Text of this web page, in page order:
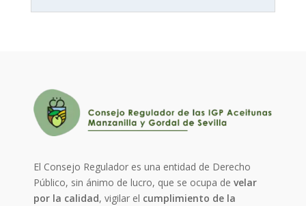
El Consejo Regulador es una entidad de Derecho
Público, sin ánimo de lucro, que se ocupa develar
por la calidad, vigilar el cumplimiento de la